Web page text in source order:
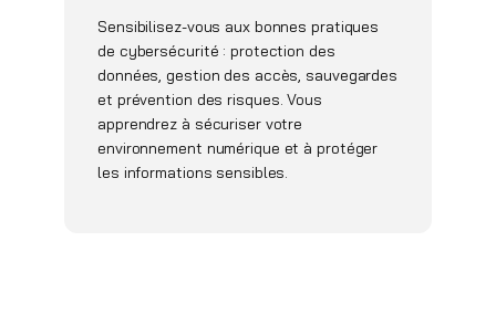
Sensibilisez-vous aux bonnes pratiques
de cybersécurité : protection des
données, gestion des accès, sauvegardes
et prévention des risques. Vous
apprendrez à sécuriser votre
environnement numérique et à protéger
les informations sensibles.